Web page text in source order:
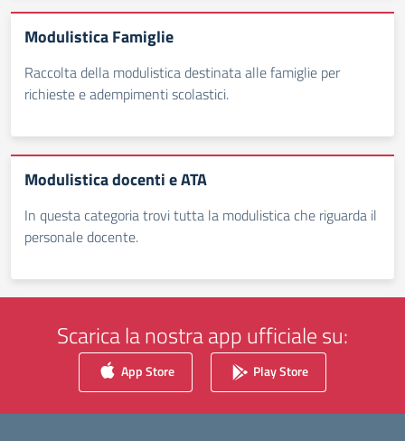
Modulistica Famiglie
Raccolta della modulistica destinata alle famiglie per
richieste e adempimenti scolastici.
Modulistica docenti e ATA
In questa categoria trovi tutta la modulistica che riguarda il
personale docente.
Scarica la nostra app ufficiale su:
App Store Play Store